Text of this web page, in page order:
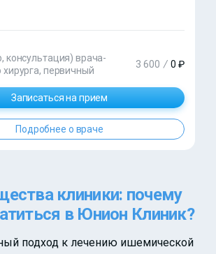
консультация) врача-
хирурга, первичный
3 600 / 0 ₽
Записаться на прием
Подробнее о враче
клиники: почему
в Юнион Клиник?
подход к лечению ишемической